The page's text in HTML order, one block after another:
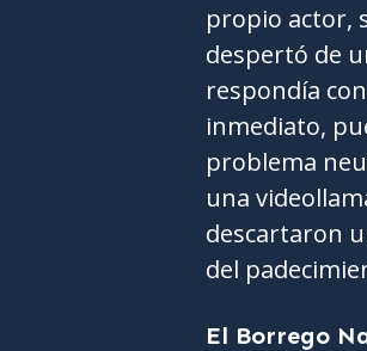
propio actor,
despertó de
respondía
inmediato,
problema
una
descartaron
del
El Borrego